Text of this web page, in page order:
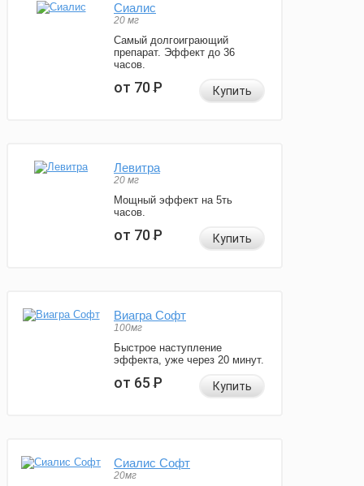
Сиалис
20 мг
Самый долгоиграющий
препарат. Эффект до 36
часов.
от 70Р Купить
Левитра
20 мг
Мощный эффект на 5ть
часов.
от 70Р Купить
Виагра Софт
100мг
Быстрое наступление
эффекта, уже через 20 минут.
от 65Р Купить
Сиалис Софт
20мг